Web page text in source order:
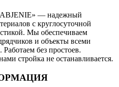
— надежный
с круглосуточной
Мы обеспечиваем
и объекты всеми
без простоев.
стройка не останавливается.